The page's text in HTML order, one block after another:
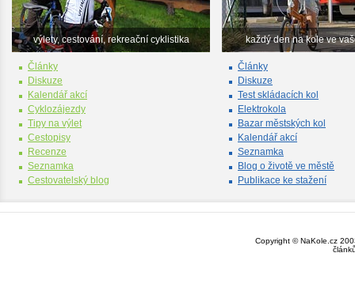
výlety, cestování, rekreační cyklistika
Články
Diskuze
Kalendář akcí
Cyklozájezdy
Tipy na výlet
Cestopisy
Recenze
Seznamka
Cestovatelský blog
každý den na kole ve
Články
Diskuze
Test skládacích kol
Elektrokola
Bazar městských kol
Kalendář akcí
Seznamka
Blog o životě ve městě
Publikace ke stažení
Copyright © NaKole.cz